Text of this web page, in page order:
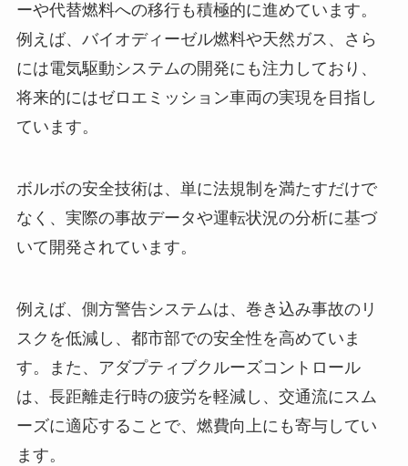
ーや代替燃料への移行も積極的に進めています。
例えば、バイオディーゼル燃料や天然ガス、さら
には電気駆動システムの開発にも注力しており、
将来的にはゼロエミッション車両の実現を目指し
ています。
ボルボの安全技術は、単に法規制を満たすだけで
なく、実際の事故データや運転状況の分析に基づ
いて開発されています。
例えば、側方警告システムは、巻き込み事故のリ
スクを低減し、都市部での安全性を高めていま
す。また、アダプティブクルーズコントロール
は、長距離走行時の疲労を軽減し、交通流にスム
ーズに適応することで、燃費向上にも寄与してい
ます。